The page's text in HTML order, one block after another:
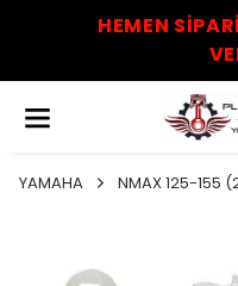
HEMEN
YAMAHA NMAX 125-155